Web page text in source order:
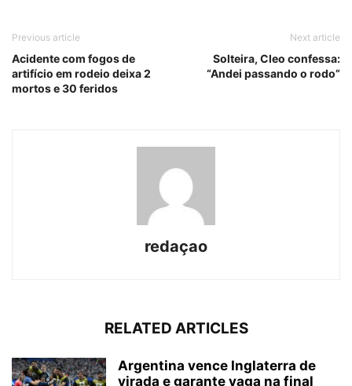
Previous article
Acidente com fogos de
artifício em rodeio deixa 2
mortos e 30 feridos
Next article
Solteira, Cleo confessa:
“Andei passando o rodo”
redaçao
RELATED ARTICLES
Argentina vence Inglaterra de
virada e garante vaga na final